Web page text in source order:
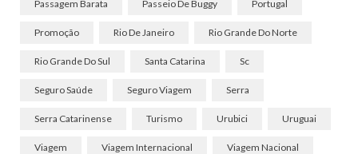
Passagem Barata Passeio De Buggy Portugal
Promoção Rio De Janeiro Rio Grande Do Norte
Rio Grande Do Sul Santa Catarina Sc
Seguro Saúde Seguro Viagem Serra
Serra Catarinense Turismo Urubici Uruguai
Viagem Viagem Internacional Viagem Nacional